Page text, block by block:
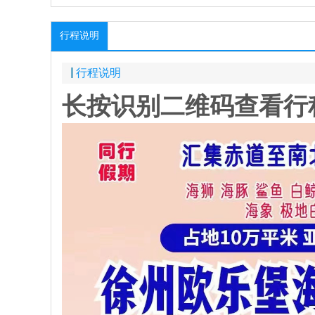
行程说明
行程说明
长按识别二维码查看行